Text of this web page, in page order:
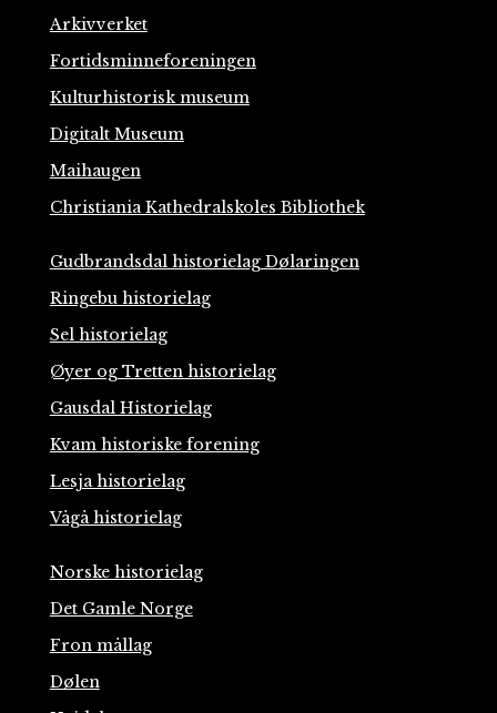
Arkivverket
Fortidsminneforeningen
Kulturhistorisk museum
Digitalt Museum
Maihaugen
Christiania Kathedralskoles Bibliothek
Gudbrandsdal historielag Dølaringen
Ringebu historielag
Sel historielag
Øyer og Tretten historielag
Gausdal Historielag
Kvam historiske forening
Lesja historielag
Vågå historielag
Norske historielag
Det Gamle Norge
Fron mållag
Dølen